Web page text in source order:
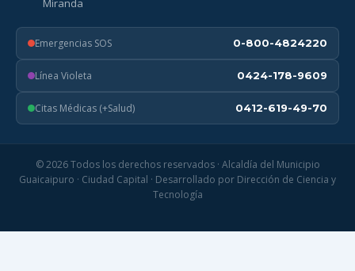
Miranda
Emergencias SOS 0-800-4824220
Línea Violeta 0424-178-9609
Citas Médicas (+Salud) 0412-619-49-70
© 2026 Todos los derechos reservados · Alcaldía del Municipio
Guaicaipuro · Ciudad Capital · Desarrollado por Dirección de Ciencia y
Tecnología